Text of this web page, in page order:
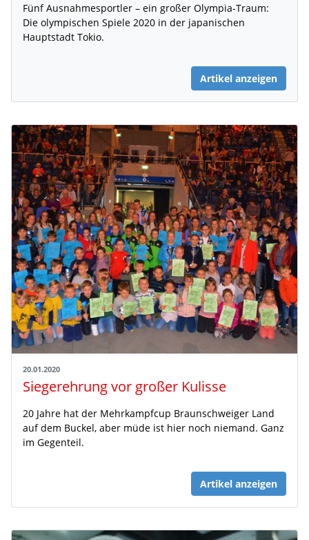
Fünf Ausnahmesportler – ein großer Olympia-Traum:
Die olympischen Spiele 2020 in der japanischen
Hauptstadt Tokio.
Artikel anzeigen
20.01.2020
Siegerehrung vor großer Kulisse
20 Jahre hat der Mehrkampfcup Braunschweiger Land
auf dem Buckel, aber müde ist hier noch niemand. Ganz
im Gegenteil.
Artikel anzeigen